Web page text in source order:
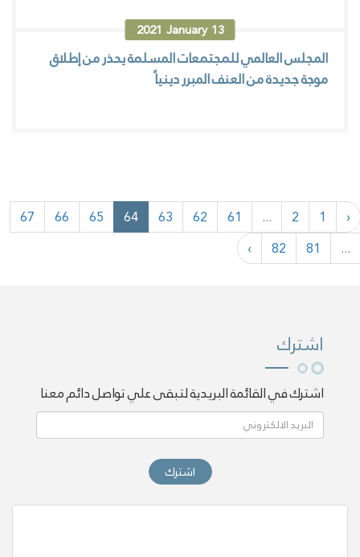
13
January
2021
المجلس العالمي للمجتمعات المسلمة يحذر من إطلاق
موجة جديدة من العنف المبرر دينياً
‹
1
2
...
61
62
63
64
65
66
67
...
81
82
›
اشترك
اشترك في القائمة البريدية لتبقى علي تواصل دائم معنا
اشترك